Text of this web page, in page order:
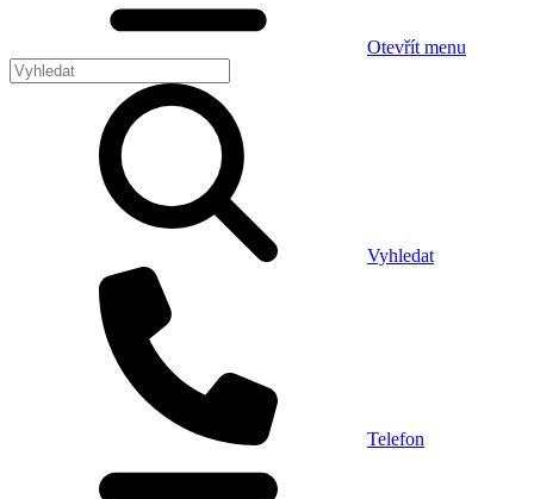
Otevřít menu
Vyhledat
Telefon